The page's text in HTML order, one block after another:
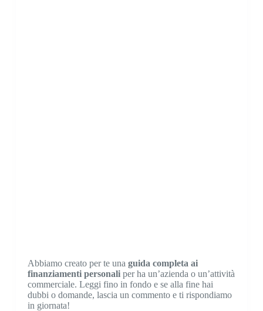
Abbiamo creato per te una guida completa ai
finanziamenti personaliper ha un’azienda o un’attività
commerciale. Leggi fino in fondo e se alla fine hai
dubbi o domande, lascia un commento e ti rispondiamo
in giornata!